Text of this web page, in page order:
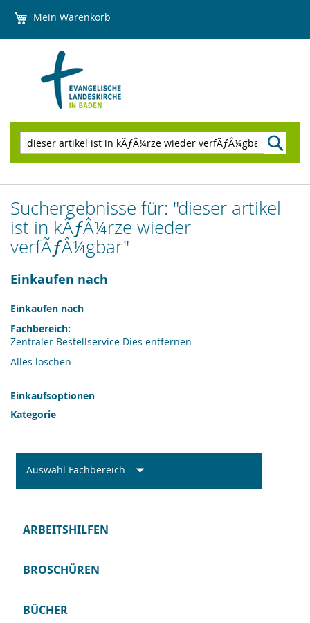
Mein Warenkorb
zum
Suchen
Suchergebnisse für: "dieser artikel
ist in kÃƒÂ¼rze wieder
verfÃƒÂ¼gbar"
Einkaufen nach
Einkaufen nach
Fachbereich
Zentraler Bestellservice Dies entfernen
Alles löschen
Einkaufsoptionen
Kategorie
Auswahl Fachbereich
ARBEITSHILFEN
BROSCHÜREN
BÜCHER